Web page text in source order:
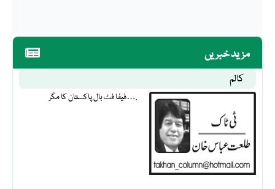
مزید خبریں
کالم
فیفا فٹ بال پاکستان کا مگر….